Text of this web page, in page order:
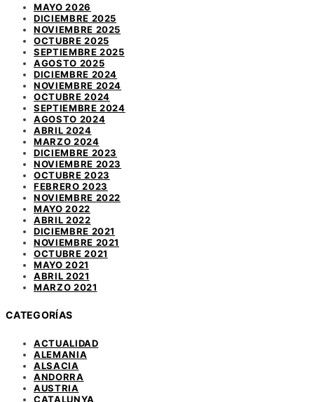
MAYO 2026
DICIEMBRE 2025
NOVIEMBRE 2025
OCTUBRE 2025
SEPTIEMBRE 2025
AGOSTO 2025
DICIEMBRE 2024
NOVIEMBRE 2024
OCTUBRE 2024
SEPTIEMBRE 2024
AGOSTO 2024
ABRIL 2024
MARZO 2024
DICIEMBRE 2023
NOVIEMBRE 2023
OCTUBRE 2023
FEBRERO 2023
NOVIEMBRE 2022
MAYO 2022
ABRIL 2022
DICIEMBRE 2021
NOVIEMBRE 2021
OCTUBRE 2021
MAYO 2021
ABRIL 2021
MARZO 2021
CATEGORÍAS
ACTUALIDAD
ALEMANIA
ALSACIA
ANDORRA
AUSTRIA
CATALUNYA